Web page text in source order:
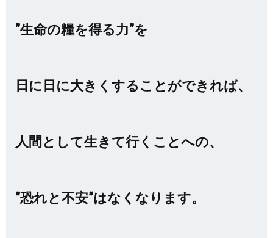
”生命の糧を得る力”を
日に日に大きくすることができれば、
人間として生きて行くことへの、
”恐れと不安”はなくなります。